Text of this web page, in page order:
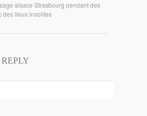
alsace Strasbourg pendant des
des lieux insolites